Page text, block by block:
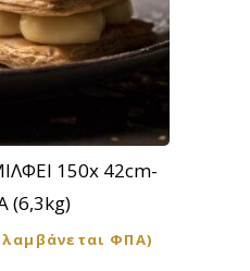
150x 42cm-
(6,3kg)
ΦΠΑ)